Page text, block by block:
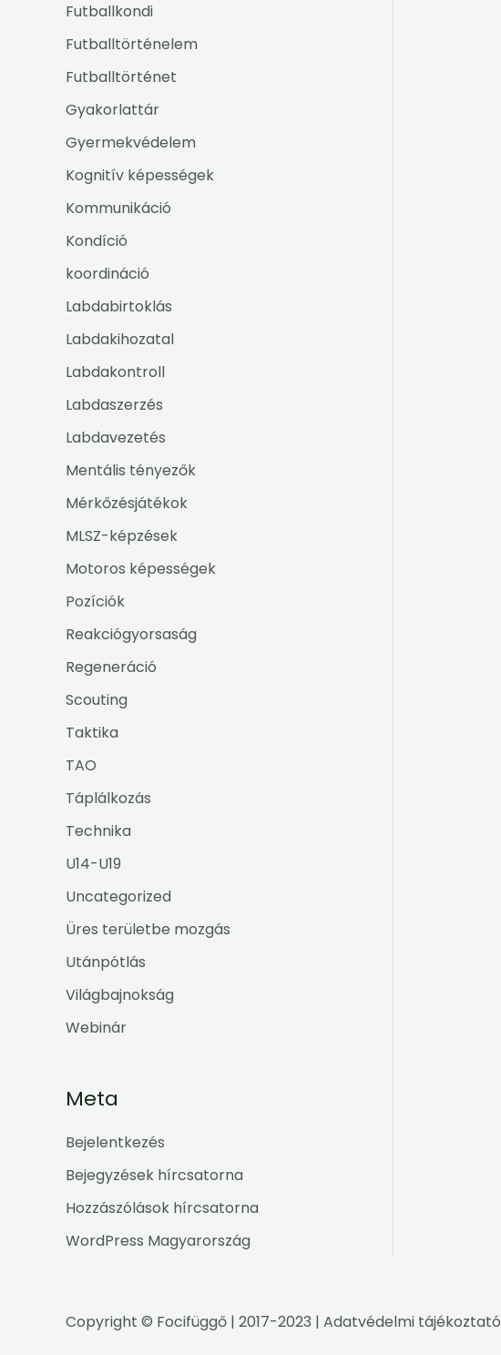
Futballkondi
Futballtörténelem
Futballtörténet
Gyakorlattár
Gyermekvédelem
Kognitív képességek
Kommunikáció
Kondíció
koordináció
Labdabirtoklás
Labdakihozatal
Labdakontroll
Labdaszerzés
Labdavezetés
Mentális tényezők
Mérkőzésjátékok
MLSZ-képzések
Motoros képességek
Pozíciók
Reakciógyorsaság
Regeneráció
Scouting
Taktika
TAO
Táplálkozás
Technika
U14-U19
Uncategorized
Üres területbe mozgás
Utánpótlás
Világbajnokság
Webinár
Meta
Bejelentkezés
Bejegyzések hírcsatorna
Hozzászólások hírcsatorna
WordPress Magyarország
Copyright © Focifüggő | 2017-2023 | Adatvédelmi tájékoztató